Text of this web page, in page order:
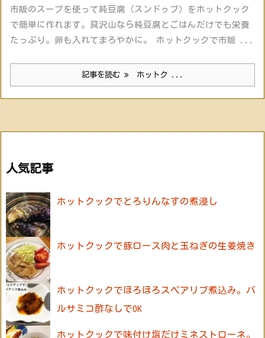
市販のスープを使って純豆腐（スンドゥブ）をホットクック
で簡単に作れます。具沢山なら純豆腐とごはんだけでも栄養
たっぷり。卵も入れてまろやかに。 ホットクックで市販 ...
記事を読む ホットク ...
人気記事
ホットクックでとろりんなすの煮浸し
ホットクックで豚ロース肉と玉ねぎの生姜焼き
ホットクックでほろほろスペアリブ煮込み。バ
ルサミコ酢なしでOK
ホットクックで味付け塩だけミネストローネ。